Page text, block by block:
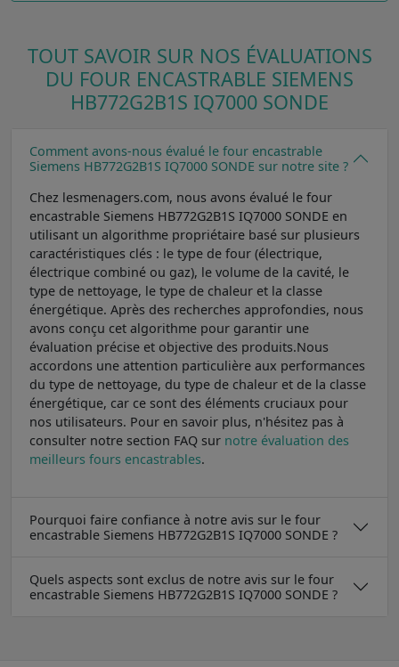
TOUT SAVOIR SUR NOS ÉVALUATIONS
DU FOUR ENCASTRABLE SIEMENS
HB772G2B1S IQ7000 SONDE
Comment avons-nous évalué le four encastrable
Siemens HB772G2B1S IQ7000 SONDE sur notre site ?
Chez lesmenagers.com, nous avons évalué le four
encastrable Siemens HB772G2B1S IQ7000 SONDE en
utilisant un algorithme propriétaire basé sur plusieurs
caractéristiques clés : le type de four (électrique,
électrique combiné ou gaz), le volume de la cavité, le
type de nettoyage, le type de chaleur et la classe
énergétique. Après des recherches approfondies, nous
avons conçu cet algorithme pour garantir une
évaluation précise et objective des produits.Nous
accordons une attention particulière aux performances
du type de nettoyage, du type de chaleur et de la classe
énergétique, car ce sont des éléments cruciaux pour
nos utilisateurs. Pour en savoir plus, n'hésitez pas à
consulter notre section FAQ sur notre évaluation des
meilleurs fours encastrables.
Pourquoi faire confiance à notre avis sur le four
encastrable Siemens HB772G2B1S IQ7000 SONDE ?
Quels aspects sont exclus de notre avis sur le four
encastrable Siemens HB772G2B1S IQ7000 SONDE ?